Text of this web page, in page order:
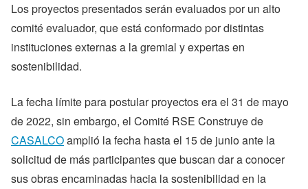
Los proyectos presentados serán evaluados por un alto
comité evaluador, que está conformado por distintas
instituciones externas a la gremial y expertas en
sostenibilidad.
La fecha límite para postular proyectos era el 31 de mayo
de 2022, sin embargo, el Comité RSE Construye de
CASALCOamplió la fecha hasta el 15 de junio ante la
solicitud de más participantes que buscan dar a conocer
sus obras encaminadas hacia la sostenibilidad en la